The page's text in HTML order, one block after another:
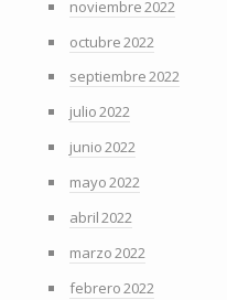
noviembre 2022
octubre 2022
septiembre 2022
julio 2022
junio 2022
mayo 2022
abril 2022
marzo 2022
febrero 2022